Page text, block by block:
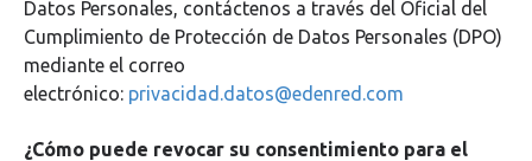
Datos Personales, contáctenos a través del Oficial del
Cumplimiento de Protección de Datos Personales (DPO)
mediante el correo
electrónico: privacidad.datos@edenred.com
¿Cómo puede revocar su consentimiento para el